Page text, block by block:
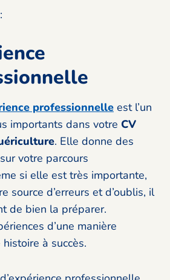
professionnelle est l’un
importants dans votre CV
. Elle donne des
votre parcours
si elle est très importante,
source d’erreurs et d’oublis, il
de bien la préparer.
d’une manière
à succès.